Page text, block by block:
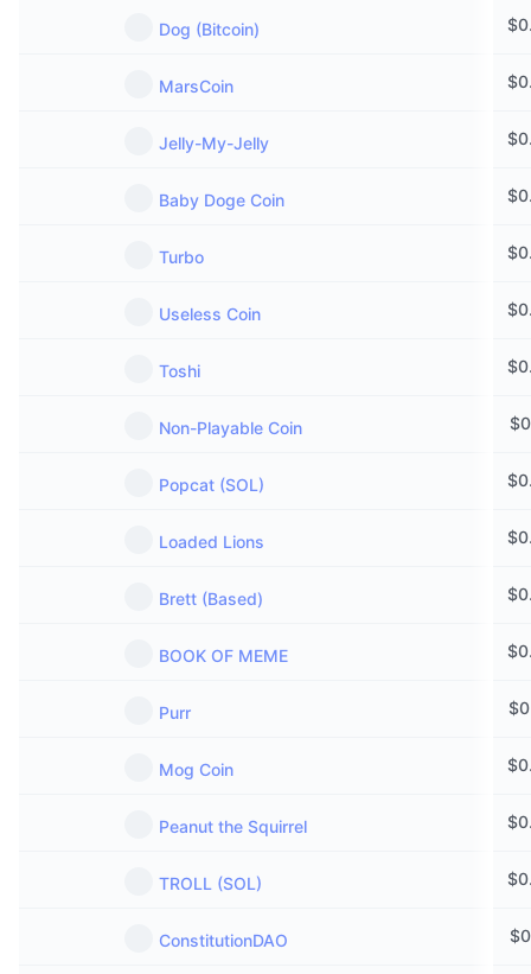
Dog (Bitcoin) $
MarsCoin $
Jelly-My-Jelly $
Baby Doge Coin $
Turbo $
Useless Coin $
Toshi $
Non-Playable Coin $
Popcat (SOL) $
Loaded Lions $
Brett (Based) $
BOOK OF MEME $
Purr $
Mog Coin $
Peanut the Squirrel $
TROLL (SOL) $
ConstitutionDAO $